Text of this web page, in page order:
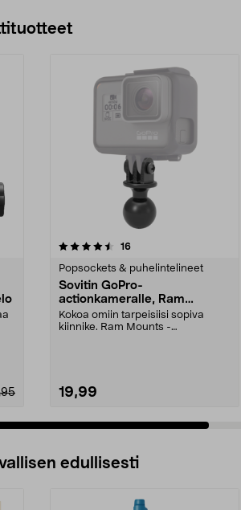
16arvostelut
Popsockets & puhelintelineet
Sovitin GoPro-
actionkameralle, Ram
Mounts
Kokoa omiin tarpeisiisi sopiva
kiinnike. Ram Mounts -
19,99
4.0 viidestä
edullisesti